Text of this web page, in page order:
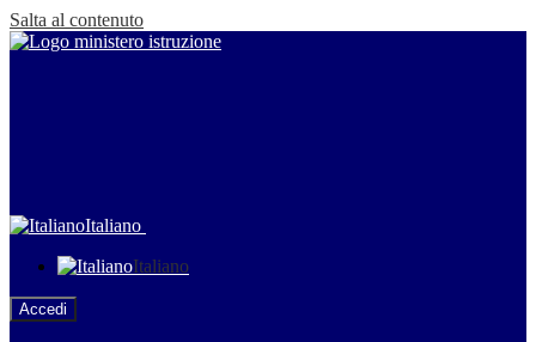
Salta al contenuto
Italiano
Italiano
Accedi